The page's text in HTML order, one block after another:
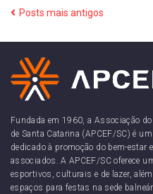
Posts mais antigos
Fundada em 1960, a Associação do
de Santa Catarina (APCEF/SC) é
dedicado à promoção do bem-estar
associados. A APCEF/SC oferece
esportivos, culturais e de lazer,
espaços para festas na sede